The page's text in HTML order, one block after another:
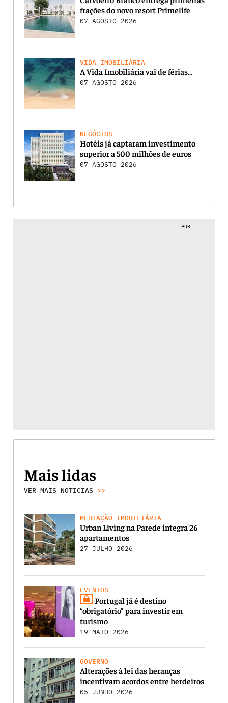
frações do novo resort Primelife
07 AGOSTO 2026
VIDA IMOBILIÁRIA
A Vida Imobiliária vai de férias…
07 AGOSTO 2026
NEGÓCIOS
Hotéis já captaram investimento
superior a 500 milhões de euros
07 AGOSTO 2026
PUB
Mais lidas
VER MAIS NOTICIAS >>
MEDIAÇÃO IMOBILIÁRIA
Urban Living na Parede integra 26
apartamentos
27 JULHO 2026
EVENTOS
Portugal já é destino
“obrigatório” para investir em
turismo
19 MAIO 2026
GOVERNO
Alterações à lei das heranças
incentivam acordos entre herdeiros
05 JUNHO 2026